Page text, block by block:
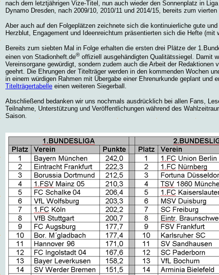
nach dem letztjährigen Vize-Titel, nun auch wieder den Sonnenplatz in
Dynamo Dresden, nach 2009/10, 2010/11 und 2014/15, bereits zum
Aber auch auf den Folgeplätzen zeichnete sich die kontinuierliche gute
Herzblut, Engagement und Ideenreichtum präsentierten sich die Hefte
Bereits zum siebten Mal in Folge erhalten die ersten drei Plätze der
einen von Stadionheft.de® offiziell ausgehändigten Qualitätssiegel. Damit
Vereinsorgane gewürdigt, sondern zudem auch die Arbeit der
geehrt. Die Ehrungen der Titelträger werden in den kommenden Wochen
in einem würdigen Rahmen mit Übergabe einer Ehrenurkunde geplant und
Titelträgertabelle einen weiteren Siegerball.
Abschließend bedanken wir uns nochmals ausdrücklich bei allen Fans,
Teilnahme, Unterstützung und Veröffentlichungen während des
Saison.